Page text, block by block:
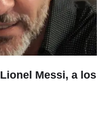
Messi, a los